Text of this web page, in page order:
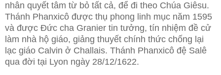
nhân quyết tâm từ bỏ tất cả, để đi theo Chúa Giêsu.
Thánh Phanxicô được thụ phong linh mục năm 1595
và được Ðức cha Granier tin tưởng, tín nhiệm đề cử
làm nhà hộ giáo, giảng thuyết chính thức chống lại
lạc giáo Calvin ở Challais. Thánh Phanxicô đệ Salê
qua đời tại Lyon ngày 28/12/1622.